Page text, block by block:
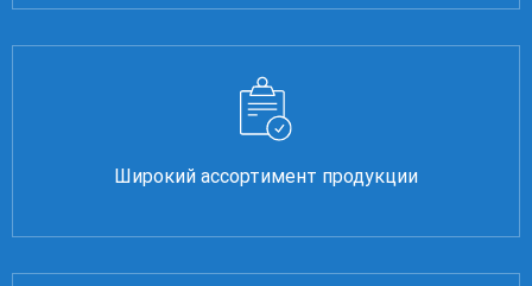
Широкий ассортимент продукции